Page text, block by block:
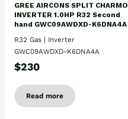
GREE AIRCONS SPLIT CHARMO
INVERTER 1.0HP R32 Second
hand GWC09AWDXD-K6DNA4A
R32 Gas | Inverter
GWC09AWDXD-K6DNA4A
$230
Read more